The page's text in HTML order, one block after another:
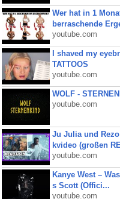
Wer hat in 1
berraschende
youtube.com
I shaved my
TATTOOS
youtube.com
WOLF -
youtube.com
Ju Julia und
kvideo (großen
youtube.com
Kanye West –
s Scott (Offici...
youtube.com